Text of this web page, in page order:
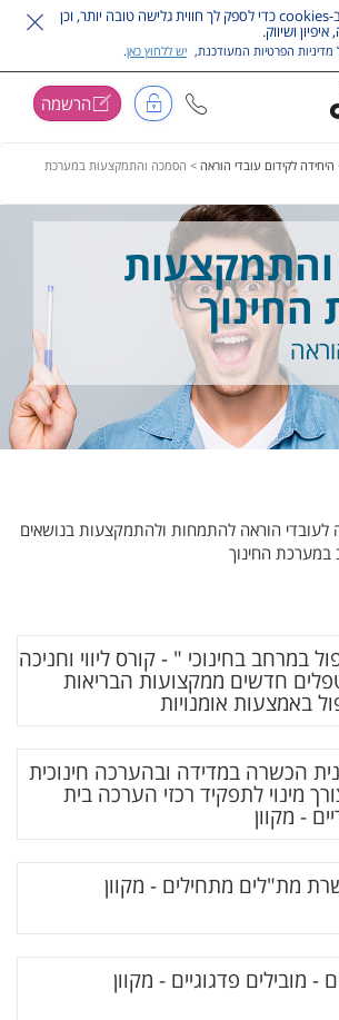
האתר עושה שימוש ב-cookies כדי לספק לך חווית גלישה טובה יותר, וכן
ושיווק.
יש ללחוץ כאן.
הרשמה
היחידה לקידום עובדי הוראה > הסמכה והתמקצעות במערכת
לעובדי הוראה להתמחות ולהתמקצעות בנושאים
במערכת החינוך
במרחב בחינוכי " - קורס ליווי וחניכה
חדשים ממקצועות הבריאות
באמצעות אומנויות
הכשרה במדידה ובהערכה חינוכית
מינוי לתפקיד רכזי הערכה בית
- מקוון
מת"לים מתחילים - מקוון
- מובילים פדגוגיים - מקוון